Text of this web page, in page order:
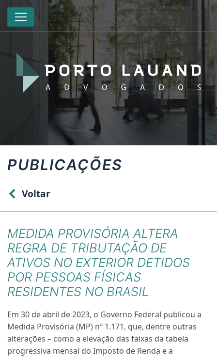
PUBLICAÇÕES
Voltar
MEDIDA PROVISÓRIA ALTERA
REGRA DE TRIBUTAÇÃO DE
ATIVOS NO EXTERIOR DETIDOS
POR PESSOAS FÍSICAS
RESIDENTES NO BRASIL
Em 30 de abril de 2023, o Governo Federal publicou a
Medida Provisória (MP) nº 1.171, que, dentre outras
alterações – como a elevação das faixas da tabela
progressiva mensal do Imposto de Renda e a